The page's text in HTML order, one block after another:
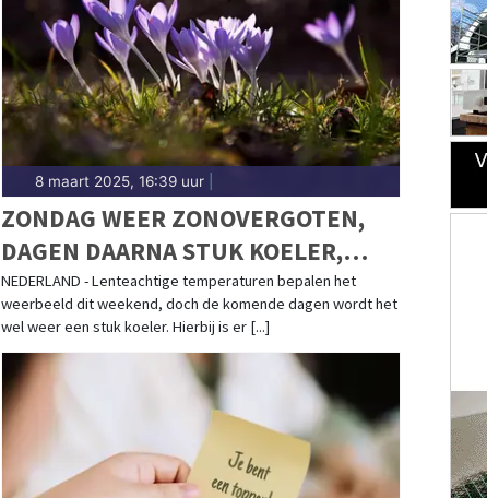
8 maart 2025, 16:39 uur|
ZONDAG WEER ZONOVERGOTEN,
DAGEN DAARNA STUK KOELER,
MAAR WEL DROOG
NEDERLAND - Lenteachtige temperaturen bepalen het
weerbeeld dit weekend, doch de komende dagen wordt het
wel weer een stuk koeler. Hierbij is er [...]